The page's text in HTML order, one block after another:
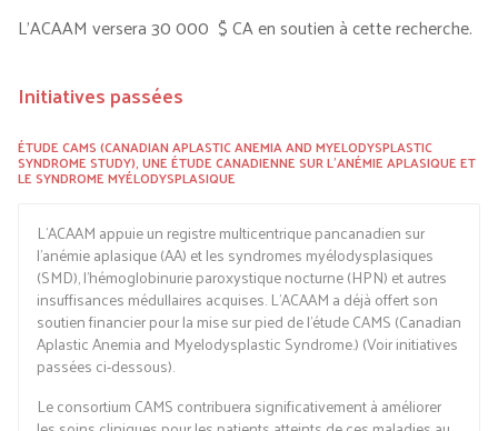
L’ACAAM versera 30 000 $ CA en soutien à cette recherche.
Initiatives passées
ÉTUDE CAMS (CANADIAN APLASTIC ANEMIA AND MYELODYSPLASTIC
SYNDROME STUDY), UNE ÉTUDE CANADIENNE SUR L'ANÉMIE APLASIQUE ET
LE SYNDROME MYÉLODYSPLASIQUE
L’ACAAM appuie un registre multicentrique pancanadien sur
l’anémie aplasique (AA) et les syndromes myélodysplasiques
(SMD), l’hémoglobinurie paroxystique nocturne (HPN) et autres
insuffisances médullaires acquises. L’ACAAM a déjà offert son
soutien financier pour la mise sur pied de l’étude CAMS (Canadian
Aplastic Anemia and Myelodysplastic Syndrome.) (Voir initiatives
passées ci-dessous).
Le consortium CAMS contribuera significativement à améliorer